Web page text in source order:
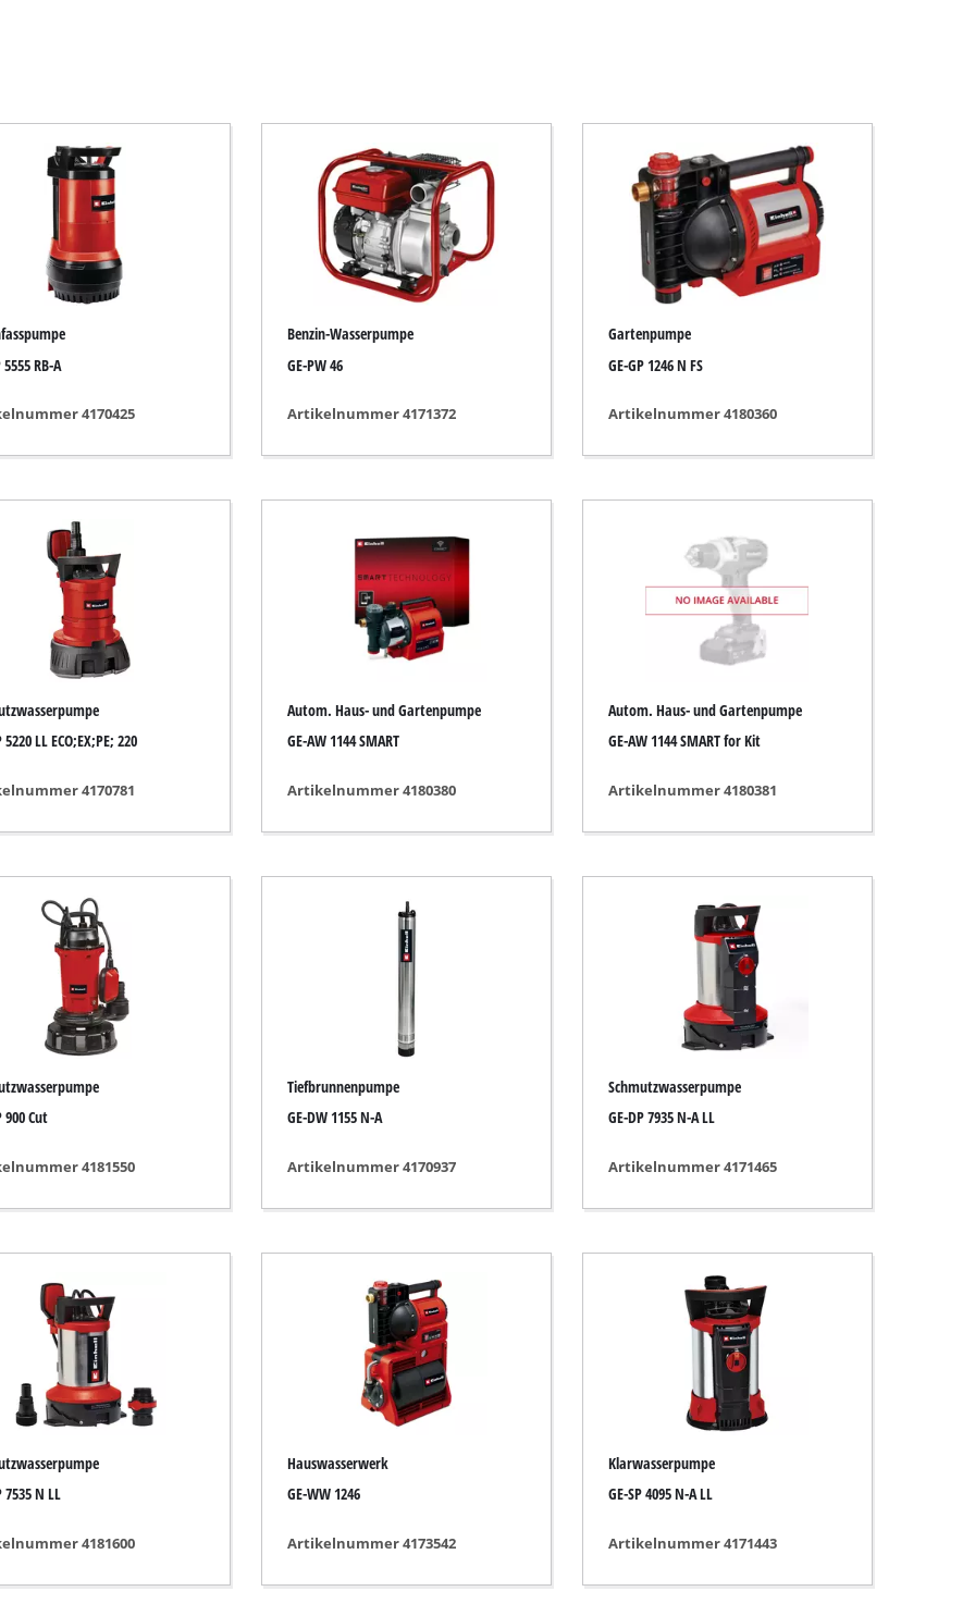
Elektro-Heckenscheren
Akku-Heckenscheren
Benzin-Heckenscheren
Teleskop-Heckenscheren
Astscheren
Gartenpumpen
Tauchpumpen
Schmutzwasserpumpen
Tiefbrunnenpumpen
Hauswasserwerke
Benzin-Wasserpumpen
Benzin-Vertikutierer
Hand-Vertikutierer
Akku-Kettensägen
Elektro-Kettensägen
Astsägen
Hochdruckreiniger
Häcksler
Oberflächenbürsten
Fugenreiniger
Laubsauger
5555 RB-A
4170425
Benzin-Wasserpumpe
GE-PW 46
Artikelnummer 4171372
Gartenpumpe
GE-GP 1246 N FS
Artikelnummer 4180360
5220 LL ECO;EX;PE; 220
4170781
Autom. Haus- und Gartenpumpe
GE-AW 1144 SMART
Artikelnummer 4180380
Autom. Haus- und Gartenpumpe
GE-AW 1144 SMART for Kit
Artikelnummer 4180381
900 Cut
4181550
Tiefbrunnenpumpe
GE-DW 1155 N-A
Artikelnummer 4170937
Schmutzwasserpumpe
GE-DP 7935 N-A LL
Artikelnummer 4171465
7535 N LL
4181600
Hauswasserwerk
GE-WW 1246
Artikelnummer 4173542
Klarwasserpumpe
GE-SP 4095 N-A LL
Artikelnummer 4171443